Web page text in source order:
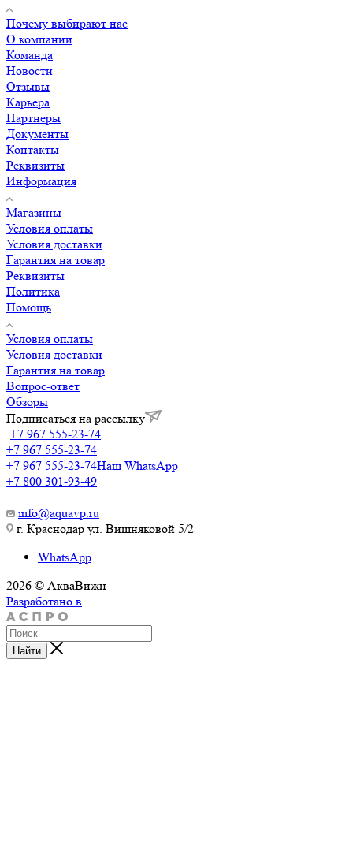
Почему выбирают нас
О компании
Команда
Новости
Отзывы
Карьера
Партнеры
Документы
Контакты
Реквизиты
Информация
Магазины
Условия оплаты
Условия доставки
Гарантия на товар
Реквизиты
Политика
Помощь
Условия оплаты
Условия доставки
Гарантия на товар
Вопрос-ответ
Обзоры
Подписаться на рассылку
+7 967 555-23-74
+7 967 555-23-74
+7 967 555-23-74Наш WhatsApp
+7 800 301-93-49
info@aquavp.ru
г. Краснодар ул. Вишняковой 5/2
WhatsApp
2026 © АкваВижн
Разработано в
Найти